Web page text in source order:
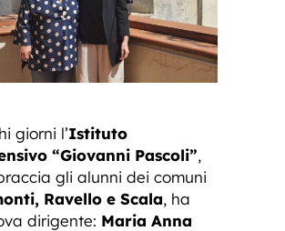
giorni l’Istituto
“Giovanni Pascoli”,
gli alunni dei comuni
Ravello e Scala, ha
dirigente: Maria Anna